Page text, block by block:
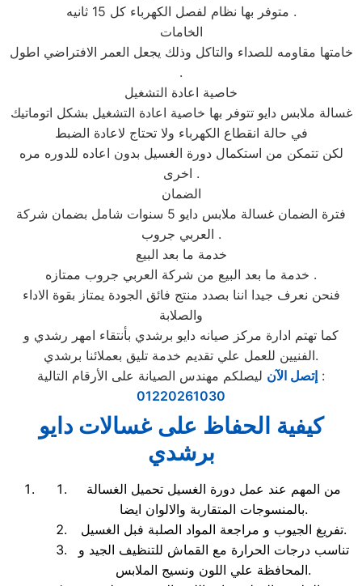
متوفر بها نظام لفصل الكهرباء كل 15 ثانيه .
الخامات
خامتها مقاومه للصداء والتاكل وذلك يجعل العمر الافتراضي اطول
.
خاصية اعادة التشغيل
غسالة ملابس دايو تتوفر بها خاصية اعادة التشغيل بشكل اتوماتيك
في حالة انقطاع الكهرباء ولا تحتاج لاعادة الضبط
لكن تتمكن من استكمال دورة الغسيل بدون اعاده للدوره مره
اخرى .
الضمان
فترة الضمان غسالة ملابس دايو 5 سنوات شامل بضمان شركة
العربي جروب .
خدمة ما بعد البيع
خدمة ما بعد البيع من شركة العربي جروب ممتازه .
فنحن نعرف جيدا اننا بصدد منتج فائق الجودة يمتاز بقوة الاداء
والصلابة
كما تهتم ادارة مركز صيانه دايو برشدي بأنتقاء امهر رشدي و
الفنيين للعمل علي تقديم خدمة تليق بعملائنا برشدي.
إتصل الآن ليصلكم مهندس الصيانة على الأرقام التالية :
01220261030
كيفية الحفاظ على غسالات دايو
برشدي
من المهم عند عمل دورة الغسيل تحميل الغسالة
بالمنسوجات المتقاربة والالوان ايضا.
تفريغ الجيوب و مراجعة المواد الصلبة فبل الغسيل.
تناسب درجات الحرارة مع القماش للتنظيف الجيد و
المحافظة علي اللون ونسيج الملابس.